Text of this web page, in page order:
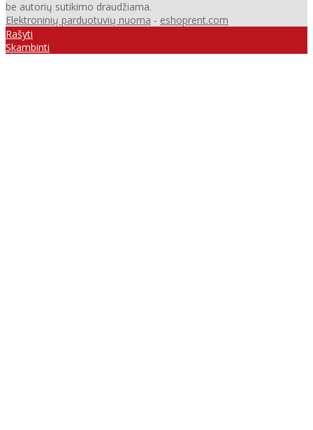
be autorių sutikimo draudžiama.
Elektroninių parduotuvių nuoma - eshoprent.com
Rašyti
Skambinti